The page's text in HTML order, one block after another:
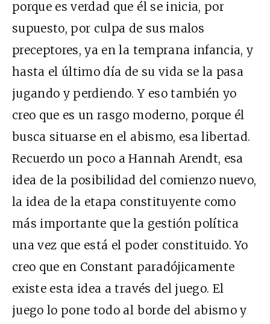
porque es verdad que él se inicia, por
supuesto, por culpa de sus malos
preceptores, ya en la temprana infancia, y
hasta el último día de su vida se la pasa
jugando y perdiendo. Y eso también yo
creo que es un rasgo moderno, porque él
busca situarse en el abismo, esa libertad.
Recuerdo un poco a Hannah Arendt, esa
idea de la posibilidad del comienzo nuevo,
la idea de la etapa constituyente como
más importante que la gestión política
una vez que está el poder constituido. Yo
creo que en Constant paradójicamente
existe esta idea a través del juego. El
juego lo pone todo al borde del abismo y